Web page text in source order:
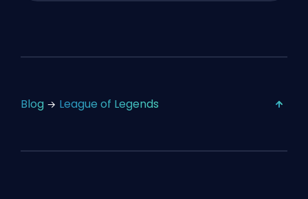
Blog League of Legends